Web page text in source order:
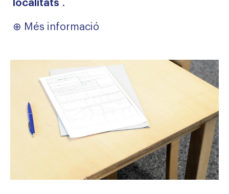
localitats .
⊕ Més informació